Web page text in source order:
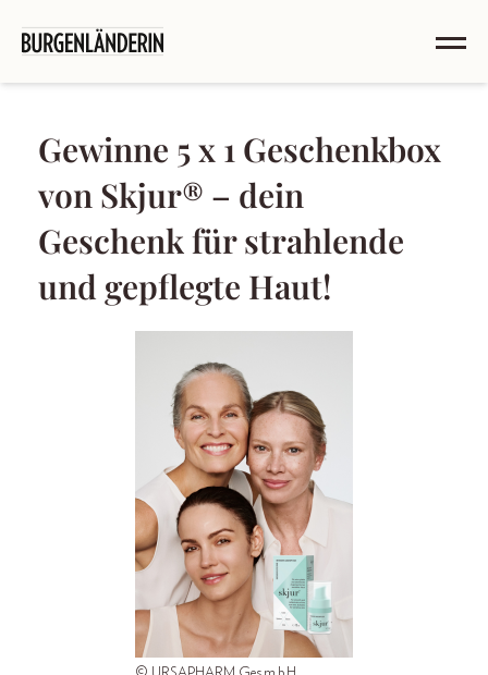
Gewinne 5 x 1 Geschenkbox
von Skjur® – dein
Geschenk für strahlende
und gepflegte Haut!